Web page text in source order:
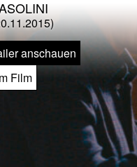
anschauen
Film